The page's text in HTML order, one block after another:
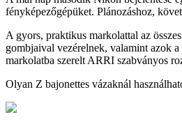
fényképezőgépüket. Plánozáshoz,
A gyors, praktikus markolattal az
gombjaival vezérelnek, valamint azok
markolatba szerelt ARRI szabványos
Olyan Z bajonettes vázaknál